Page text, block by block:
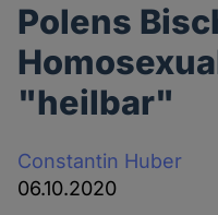
Polens
"heilbar"
Constantin Huber
06.10.2020